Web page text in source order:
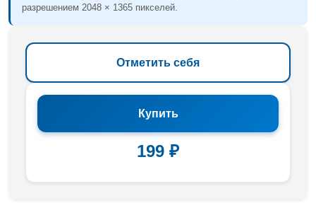
разрешением 2048 × 1365 пикселей.
Отметить себя
Купить
199 ₽